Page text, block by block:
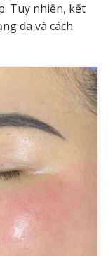
Tuy nhiên, kết
da và cách